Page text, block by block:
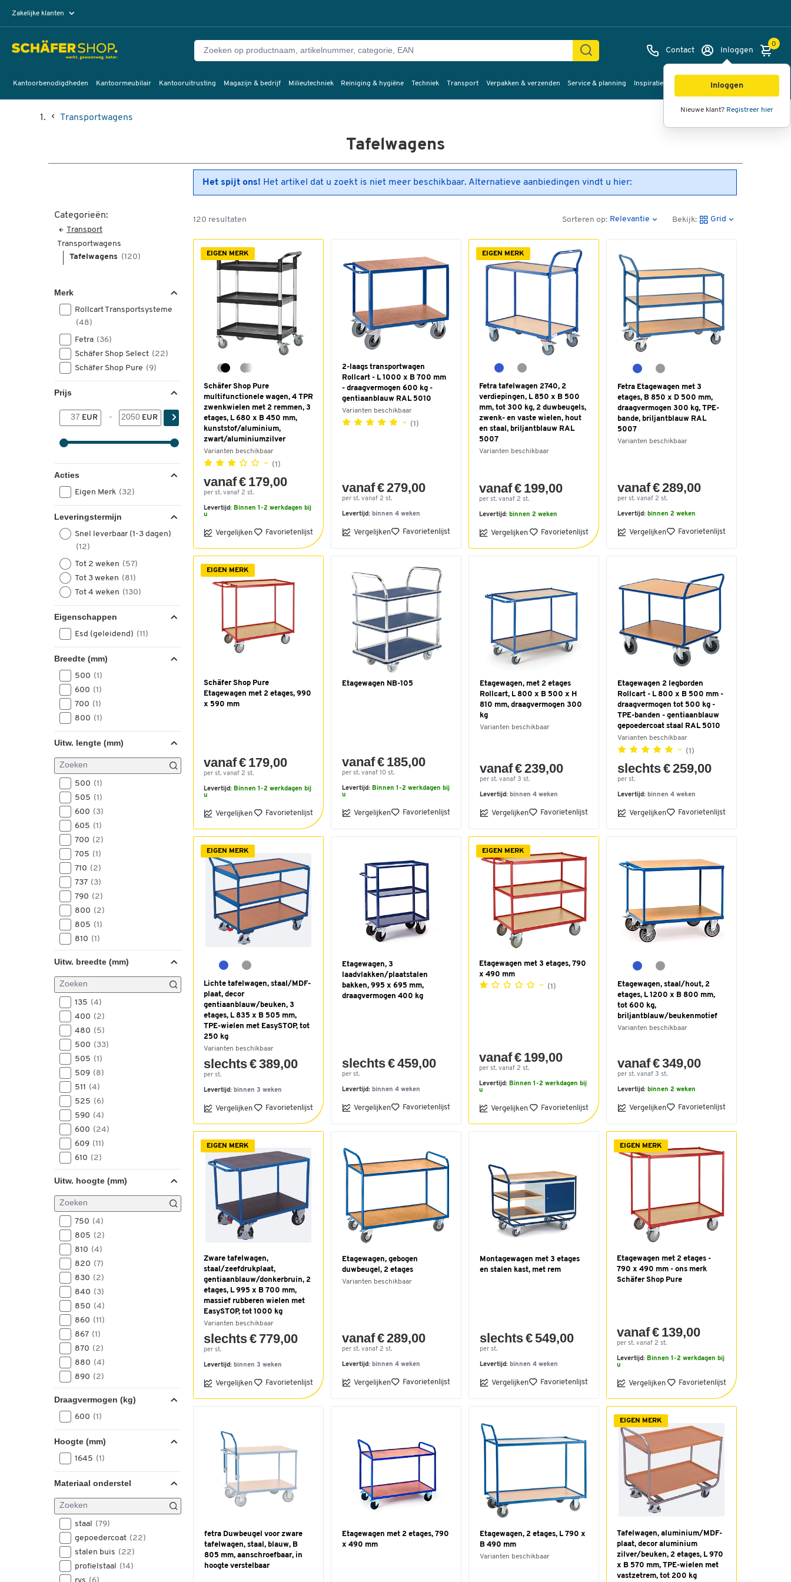
Zakelijke klanten
Contact Inloggen
Inloggen
Nieuwe klant? Registreer hier
0
Kantoorbenodigdheden Kantoormeubilair Kantooruitrusting Magazijn & bedrijf Milieutechniek Reiniging & hygiëne Techniek Transport Verpakken & verzenden Service & planning Inspiratie
Transportwagens
Tafelwagens
Categorieën:
Transport
Transportwagens
Tafelwagens (120)
Merk
Rollcart Transportsysteme
(48)
Fetra (36)
Schäfer Shop Select (22)
Schäfer Shop Pure (9)
Prijs
EUR - EUR
Acties
Eigen Merk (32)
Leveringstermijn
Snel leverbaar (1-3 dagen)
(12)
Tot 2 weken (57)
Tot 3 weken (81)
Tot 4 weken (130)
Eigenschappen
Esd (geleidend) (11)
Breedte (mm)
500 (1)
600 (1)
700 (1)
800 (1)
Uitw. lengte (mm)
500 (1)
505 (1)
600 (3)
605 (1)
700 (2)
705 (1)
710 (2)
737 (3)
790 (2)
800 (2)
805 (1)
810 (1)
850(2)
873(1)
910
930(1)
1043(1)
1045(1)
1047
1050 (1)
1086 (2)
1090(2)
1100 (4)
1105 (1)
1110 (2)
1125 (6)
1130 (1)
1135 (3)
1136 (3)
1138 (2)
1150 (6)
1160(1)
1169(1)
1170 (6)
1175
(4)
1180 (2)
1197
1200 (5)
(2)
1250
(1)
(1)
1335
(1)
Uitw. breedte (mm)
135 (4)
400 (2)
480 (5)
500 (33)
505 (1)
509 (8)
511 (4)
525 (6)
590 (4)
600 (24)
609 (11)
610 (2)
611(4)
625 (10)
700
705(1)
Uitw. hoogte (mm)
750 (4)
805 (2)
810 (4)
820 (7)
830 (2)
840 (3)
850 (4)
860 (11)
867 (1)
870 (2)
880 (4)
890 (2)
895(1)
900(16)
905 (1)
910
920 (10)
935
940 (3)
(2)
975
(1)
(3)
990 (3)
Draagvermogen (kg)
600 (1)
Hoogte (mm)
1645 (1)
Materiaal onderstel
staal (79)
gepoedercoat (22)
stalen buis (22)
profielstaal (14)
Het spijt ons! Het artikel dat u zoekt is niet meer beschikbaar. Alternatieve aanbiedingen vindt u hier:
120 resultaten Sorteren op: Relevantie Bekijk: Grid
EIGEN MERK
Schäfer Shop Pure
multifunctionele wagen, 4 TPR
zwenkwielen met 2 remmen, 3
etages, L 680 x B 450 mm,
kunststof/aluminium,
zwart/aluminiumzilver
Varianten beschikbaar
(1)
vanaf € 179,00
per st. vanaf 2 st.
Levertijd: Binnen 1-2 werkdagen bij
u
Vergelijken Favorietenlijst
2-laags transportwagen
Rollcart - L 1000 x B 700 mm
- draagvermogen 600 kg -
gentiaanblauw RAL 5010
Varianten beschikbaar
(1)
vanaf € 279,00
per st. vanaf 2 st.
Levertijd: binnen 4 weken
Vergelijken Favorietenlijst
EIGEN MERK
Fetra tafelwagen 2740, 2
verdiepingen, L 850 x B 500
mm, tot 300 kg, 2 duwbeugels,
zwenk- en vaste wielen, hout
en staal, briljantblauw RAL
5007
Varianten beschikbaar
vanaf € 199,00
per st. vanaf 2 st.
Levertijd: binnen 2 weken
Vergelijken Favorietenlijst
Fetra Etagewagen met 3
etages, B 850 x D 500 mm,
draagvermogen 300 kg, TPE-
bande, briljantblauw RAL
5007
Varianten beschikbaar
vanaf € 289,00
per st. vanaf 2 st.
Levertijd: binnen 2 weken
Vergelijken Favorietenlijst
EIGEN MERK
Schäfer Shop Pure
Etagewagen met 2 etages, 990
x 590 mm
vanaf € 179,00
per st. vanaf 2 st.
Levertijd: Binnen 1-2 werkdagen bij
u
Vergelijken Favorietenlijst
Etagewagen NB-105
vanaf € 185,00
per st. vanaf 10 st.
Levertijd: Binnen 1-2 werkdagen bij
u
Vergelijken Favorietenlijst
Etagewagen, met 2 etages
Rollcart, L 800 x B 500 x H
810 mm, draagvermogen 300
kg
Varianten beschikbaar
vanaf € 239,00
per st. vanaf 3 st.
Levertijd: binnen 4 weken
Vergelijken Favorietenlijst
Etagewagen 2 legborden
Rollcart - L 800 x B 500 mm -
draagvermogen tot 500 kg -
TPE-banden - gentiaanblauw
gepoedercoat staal RAL 5010
Varianten beschikbaar
(1)
slechts € 259,00
per st.
Levertijd: binnen 4 weken
Vergelijken Favorietenlijst
EIGEN MERK
Lichte tafelwagen, staal/MDF-
plaat, decor
gentiaanblauw/beuken, 3
etages, L 835 x B 505 mm,
TPE-wielen met EasySTOP, tot
250 kg
Varianten beschikbaar
slechts € 389,00
per st.
Levertijd: binnen 3 weken
Vergelijken Favorietenlijst
Etagewagen, 3
laadvlakken/plaatstalen
bakken, 995 x 695 mm,
draagvermogen 400 kg
slechts € 459,00
per st.
Levertijd: binnen 4 weken
Vergelijken Favorietenlijst
EIGEN MERK
Etagewagen met 3 etages, 790
x 490 mm
(1)
vanaf € 199,00
per st. vanaf 2 st.
Levertijd: Binnen 1-2 werkdagen bij
u
Vergelijken Favorietenlijst
Etagewagen, staal/hout, 2
etages, L 1200 x B 800 mm,
tot 600 kg,
briljantblauw/beukenmotief
Varianten beschikbaar
vanaf € 349,00
per st. vanaf 3 st.
Levertijd: binnen 2 weken
Vergelijken Favorietenlijst
EIGEN MERK
Zware tafelwagen,
staal/zeefdrukplaat,
gentiaanblauw/donkerbruin, 2
etages, L 995 x B 700 mm,
massief rubberen wielen met
EasySTOP, tot 1000 kg
Varianten beschikbaar
slechts € 779,00
per st.
Levertijd: binnen 3 weken
Vergelijken Favorietenlijst
Etagewagen, gebogen
duwbeugel, 2 etages
Varianten beschikbaar
vanaf € 289,00
per st. vanaf 2 st.
Levertijd: binnen 4 weken
Vergelijken Favorietenlijst
Montagewagen met 3 etages
en stalen kast, met rem
slechts € 549,00
per st.
Levertijd: binnen 4 weken
Vergelijken Favorietenlijst
EIGEN MERK
Etagewagen met 2 etages -
790 x 490 mm - ons merk
Schäfer Shop Pure
vanaf € 139,00
per st. vanaf 2 st.
Levertijd: Binnen 1-2 werkdagen bij
u
Vergelijken Favorietenlijst
fetra Duwbeugel voor zware
tafelwagen, staal, blauw, B
805 mm, aanschroefbaar, in
hoogte verstelbaar
Etagewagen met 2 etages, 790
x 490 mm
Etagewagen, 2 etages, L 790 x
B 490 mm
Varianten beschikbaar
EIGEN MERK
Tafelwagen, aluminium/MDF-
plaat, decor aluminium
zilver/beuken, 2 etages, L 970
x B 570 mm, TPE-wielen met
vastzetrem, tot 200 kg